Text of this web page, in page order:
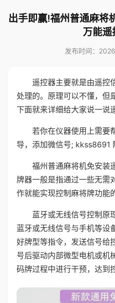
出手即赢!福州普通麻将
万能遥
发布时间：
遥控器主要就是由遥控
处理的。原理可以不懂，但
下面就来详细给大家说一说
若你在仪器使用上需要
导，添加微信号; kkss8691
福州普通麻将机免安装
牌器一般是指通过一些无需
作就能实现控制麻将牌功能
蓝牙或无线信号控制原
蓝牙或无线信号与手机等设
好牌型等指令，发送信号给
号后驱动内部微型电机或机
码牌过程中进行干预，达到